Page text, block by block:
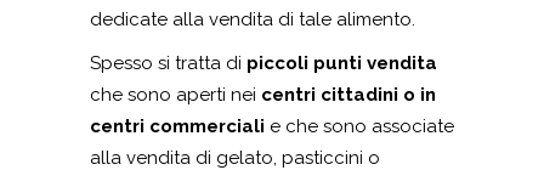
dedicate alla vendita di tale alimento.
Spesso si tratta di piccoli punti vendita
che sono aperti nei centri cittadini o in
centri commerciali e che sono associate
alla vendita di gelato, pasticcini o